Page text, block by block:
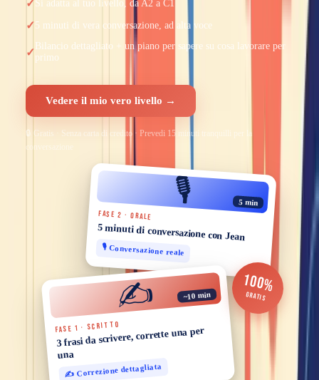
✓ Si adatta al tuo livello, da A2 a C1
✓ 5 minuti di vera conversazione, ad alta voce
✓ Bilancio dettagliato + un piano per sapere su cosa lavorare per
primo
Vedere il mio vero livello →
🔒 Gratis · Senza carta di credito · Prevedi 15 minuti tranquilli per la
conversazione
100%
GRATIS
✍️ ~10 min
FASE 1 · SCRITTO
3 frasi da scrivere, corrette una per
una
✍️ Correzione dettagliata
🎙️ 5 min
FASE 2 · ORALE
5 minuti di conversazione con Jean
🎙️ Conversazione reale